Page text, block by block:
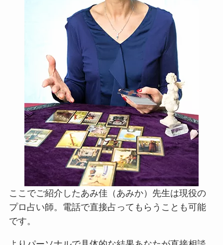
ここでご紹介したあみ佳（あみか）先生は現役の
プロ占い師。電話で直接占ってもらうことも可能
です。